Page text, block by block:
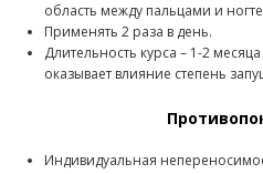
область между пальцами и
Применять 2 раза в день.
Длительность курса – 1-2
оказывает влияние степень
Индивидуальная